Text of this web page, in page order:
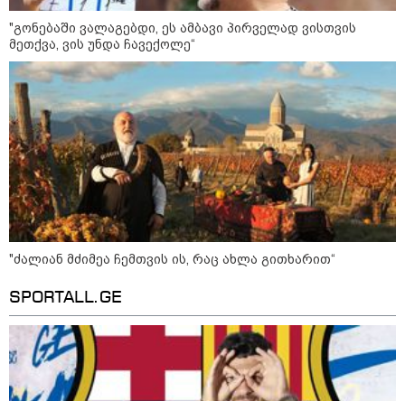
მოზაიკა
11:17 / 08-08-2026
არშემდგარი ქორწინება 15 წლით უფროს
ქართველთან - ალინა კაბაევას
"გონებაში ვალაგებდი, ეს ამბავი პირველად ვისთვის
მეთქვა, ვის უნდა ჩავექოლე“
"ძალიან მძიმეა ჩემთვის ის, რაც ახლა გითხარით“
SPORTALL.GE